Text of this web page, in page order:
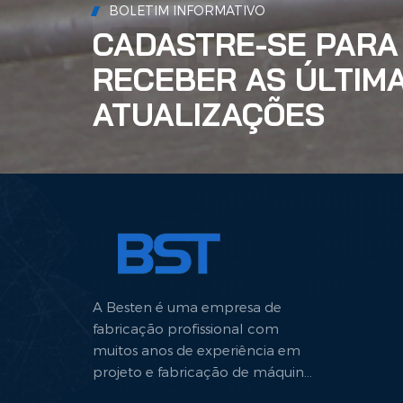
BOLETIM INFORMATIVO
CADASTRE-SE PARA
RECEBER AS
ATUALIZAÇÕES
A Besten é uma empresa de
fabricação profissional com
muitos anos de experiência em
projeto e fabricação de máquinas